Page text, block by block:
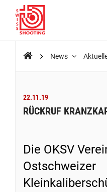
News
22.11.19
RÜCKRUF
Die OKSV
Ostschweizer